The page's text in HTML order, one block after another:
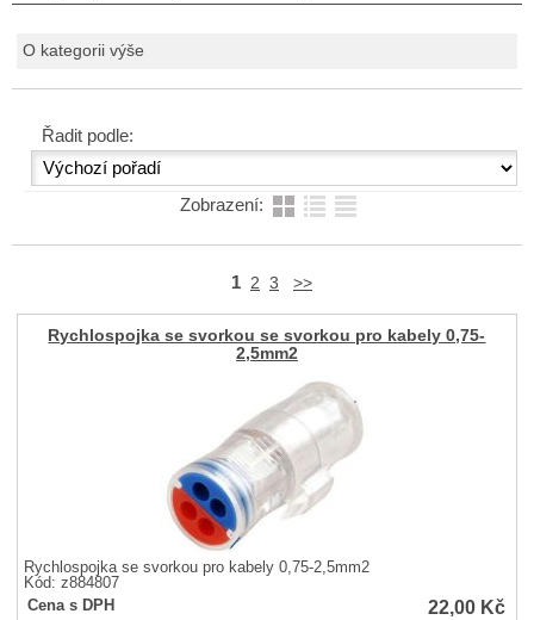
O kategorii výše
Řadit podle:
Zobrazení:
1 2 3 >>
Rychlospojka se svorkou se svorkou pro kabely 0,75-
2,5mm2
Rychlospojka se svorkou pro kabely 0,75-2,5mm2
Kód: z884807
Cena s DPH
22,00 Kč